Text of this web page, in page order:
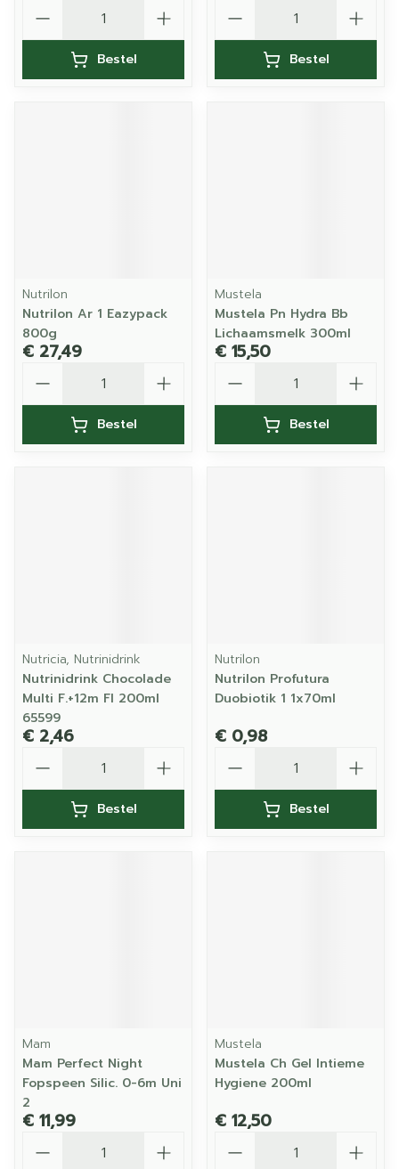
Bestel Bestel
Nutrilon
Nutrilon Ar 1 Eazypack
800g
€ 27,49
Bestel
Mustela
Mustela Pn Hydra Bb
Lichaamsmelk 300ml
€ 15,50
Bestel
Nutricia, Nutrinidrink
Nutrinidrink Chocolade
Multi F.+12m Fl 200ml
65599
€ 2,46
Bestel
Nutrilon
Nutrilon Profutura
Duobiotik 1 1x70ml
€ 0,98
Bestel
Mam
Mam Perfect Night
Fopspeen Silic. 0-6m Uni
2
€ 11,99
Mustela
Mustela Ch Gel Intieme
Hygiene 200ml
€ 12,50